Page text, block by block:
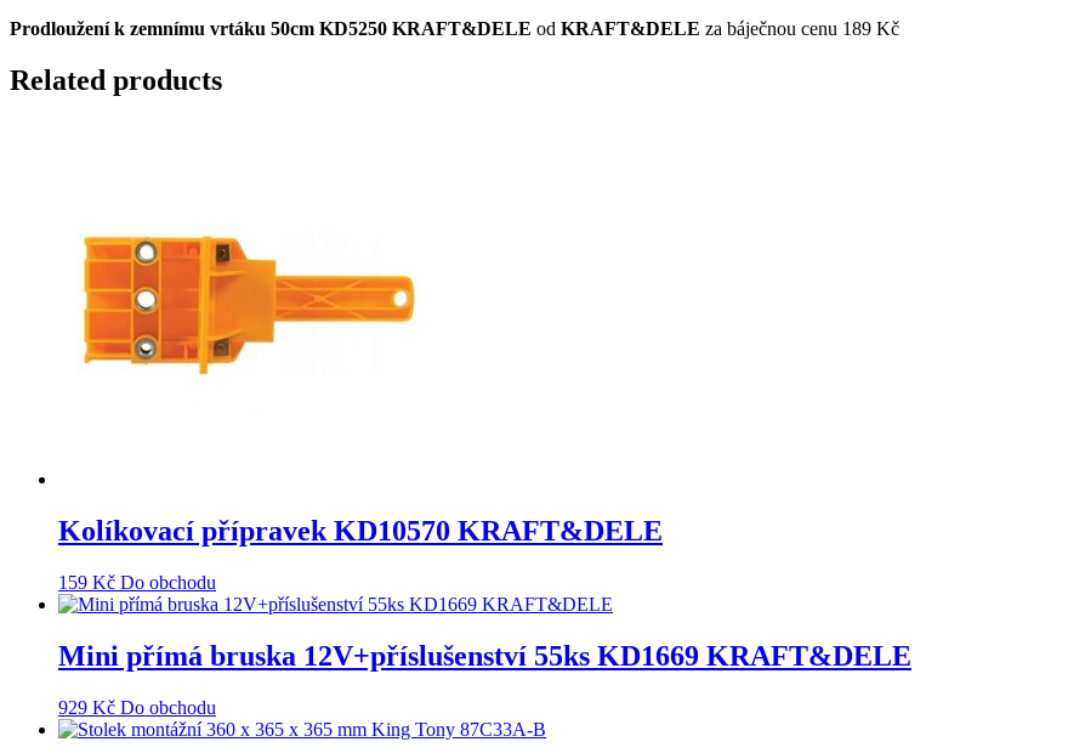
Prodloužení k zemnímu vrtáku 50cm KD5250 KRAFT&DELE od KRAFT&DELE za báječnou cenu 189 Kč
Related products
Kolíkovací přípravek KD10570 KRAFT&DELE
159 Kč Do obchodu
Mini přímá bruska 12V+příslušenství 55ks KD1669 KRAFT&DELE
929 Kč Do obchodu